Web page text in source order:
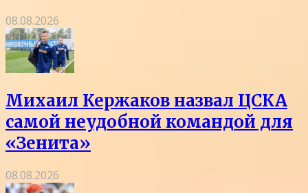
08.08.2026
Михаил Кержаков назвал ЦСКА
самой неудобной командой для
«Зенита»
08.08.2026